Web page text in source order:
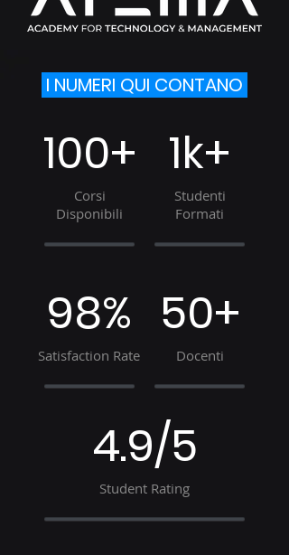
I NUMERI QUI CONTANO
100+
Corsi
Disponibili
1k+
Studenti
Formati
98%
Satisfaction Rate
50+
Docenti
4.9/5
Student Rating